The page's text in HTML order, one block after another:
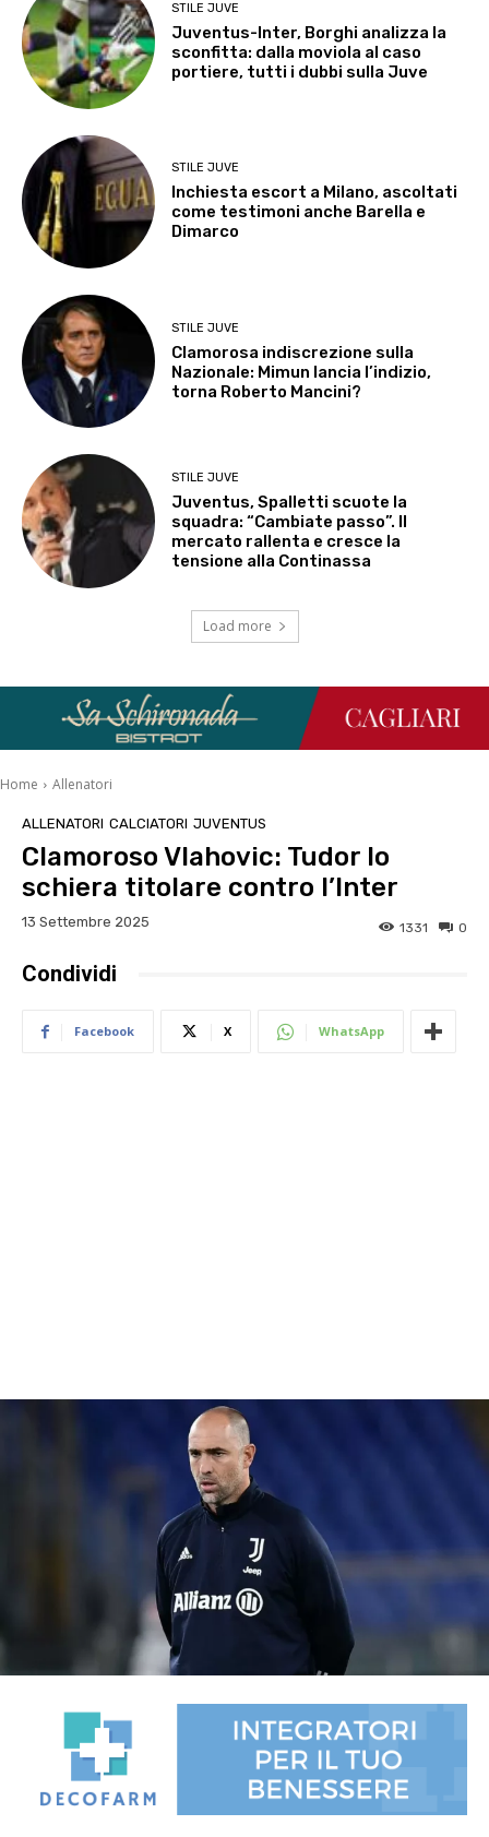
STILE JUVE
Juventus-Inter, Borghi analizza la
sconfitta: dalla moviola al caso
portiere, tutti i dubbi sulla Juve
STILE JUVE
Inchiesta escort a Milano, ascoltati
come testimoni anche Barella e
Dimarco
STILE JUVE
Clamorosa indiscrezione sulla
Nazionale: Mimun lancia l’indizio,
torna Roberto Mancini?
STILE JUVE
Juventus, Spalletti scuote la
squadra: “Cambiate passo”. Il
mercato rallenta e cresce la
tensione alla Continassa
Load more